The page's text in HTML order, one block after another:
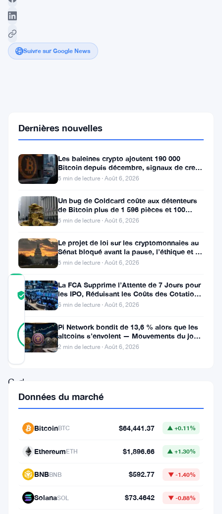
Suivre sur Google News
condamné
mois
après
millions
Dogecoin
COMMUNITY
TRUST
SCORE
Vérifié
95%
RÉEL
Vérifié
votes
Mis à jour 1 mois il y a
Carl
Rinsch
réalisateur
« 47
Dernières nouvelles
Les baleines crypto ajoutent 190 000
Bitcoin depuis décembre, signaux de creux
du marché baissier s’accumulent
5 min de lecture · Août 6, 2026
Un bug de Coldcard coûte aux détenteurs
de Bitcoin plus de 1 596 pièces et 100
millions de dollars
5 min de lecture · Août 6, 2026
Le projet de loi sur les cryptomonnaies au
Sénat bloqué avant la pause, l’éthique et le
FBI s’opposent
5 min de lecture · Août 6, 2026
La FCA Supprime l’Attente de 7 Jours pour
les IPO, Réduisant les Coûts des Cotations
au Royaume-Uni
6 min de lecture · Août 6, 2026
Pi Network bondit de 13,6 % alors que les
altcoins s’envolent — Mouvements du jour
6 août
2 min de lecture · Août 6, 2026
Données du marché
BitcoinBTC $64,441.37 ▲ +0.11%
EthereumETH $1,896.66 ▲ +1.30%
BNBBNB $592.77 ▼ -1.40%
SolanaSOL $73.4642 ▼ -0.88%